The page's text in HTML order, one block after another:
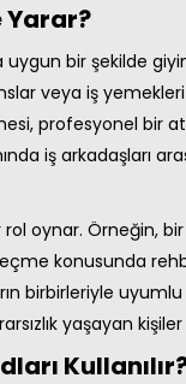
Yarar?
uygun bir şekilde
veya iş
profesyonel bir
iş arkadaşları
oynar. Örneğin,
konusunda
birbirleriyle
yaşayan